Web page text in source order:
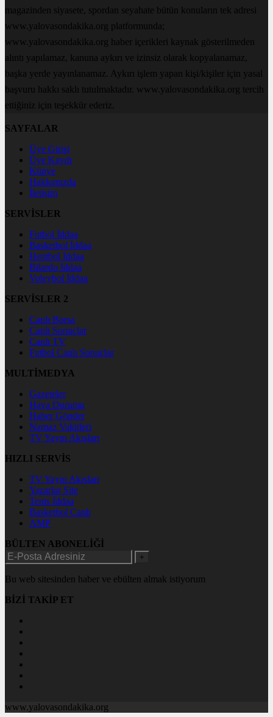
magazinden siyasete, spordan seyahate bütün konuların tek adresi
www.yalovasondakika.org platformunda;
www.yalovasondakika.org haber içerikleri kaynak gösterilmeden
alıntı yapılamaz, kanuna aykırı ve izinsiz olarak kopyalanamaz,
başka yerde yayınlanamaz. Aykırı işlem yapan kişi/kişiler için yasal
başvuru hakkı saklı tutulmaktadır. www.yalovasondakika.org tercih
ettiğiniz için teşekkür ederiz.
SAYFALAR
Üye Girişi
Üye Kaydı
Künye
Hakkımızda
İletişim
SERVİSLER
Futbol İddaa
Basketbol İddaa
Hentbol İddaa
Bilardo İddaa
Voleybol İddaa
SERVİSLER 2
Canlı Borsa
Canlı Sonuçlar
Canlı TV
Futbol Canlı Sonuçlar
MULTİMEDYA
Gazeteler
Hava Durumu
Haber Gönder
Namaz Vakitleri
TV Yayın Akışları
HIZLI SERVİS
TV Yayın Akışları
Yazarlar Site
Tenis İddaa
Basketbol Canlı
AMP
BÜLTEN ABONELİĞİ
+
Bu web sitesinden haber ve ebülten almak istiyorum
BİZİ TAKİP ET
www.yalovasondakika.org